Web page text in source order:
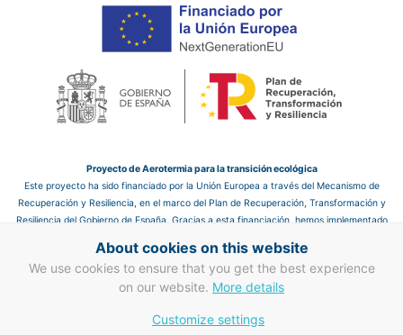
Proyecto de Aerotermia para la transición ecológica
Este proyecto ha sido financiado por la Unión Europea a través del Mecanismo de
Recuperación y Resiliencia, en el marco del Plan de Recuperación, Transformación y
Resiliencia del Gobierno de España. Gracias a esta financiación, hemos implementado
y reducir las emisiones de CO₂, contribuyendo así a un futuro más sostenible.
Proyecto de mejora en eficiencia energética en clima y ACS
Recuperación y Resiliencia, hemos llevado a cabo mejoras en la eficiencia energética
About cookies on this website
We use cookies to ensure that you get the best experience
on our website. More details
Customize settings